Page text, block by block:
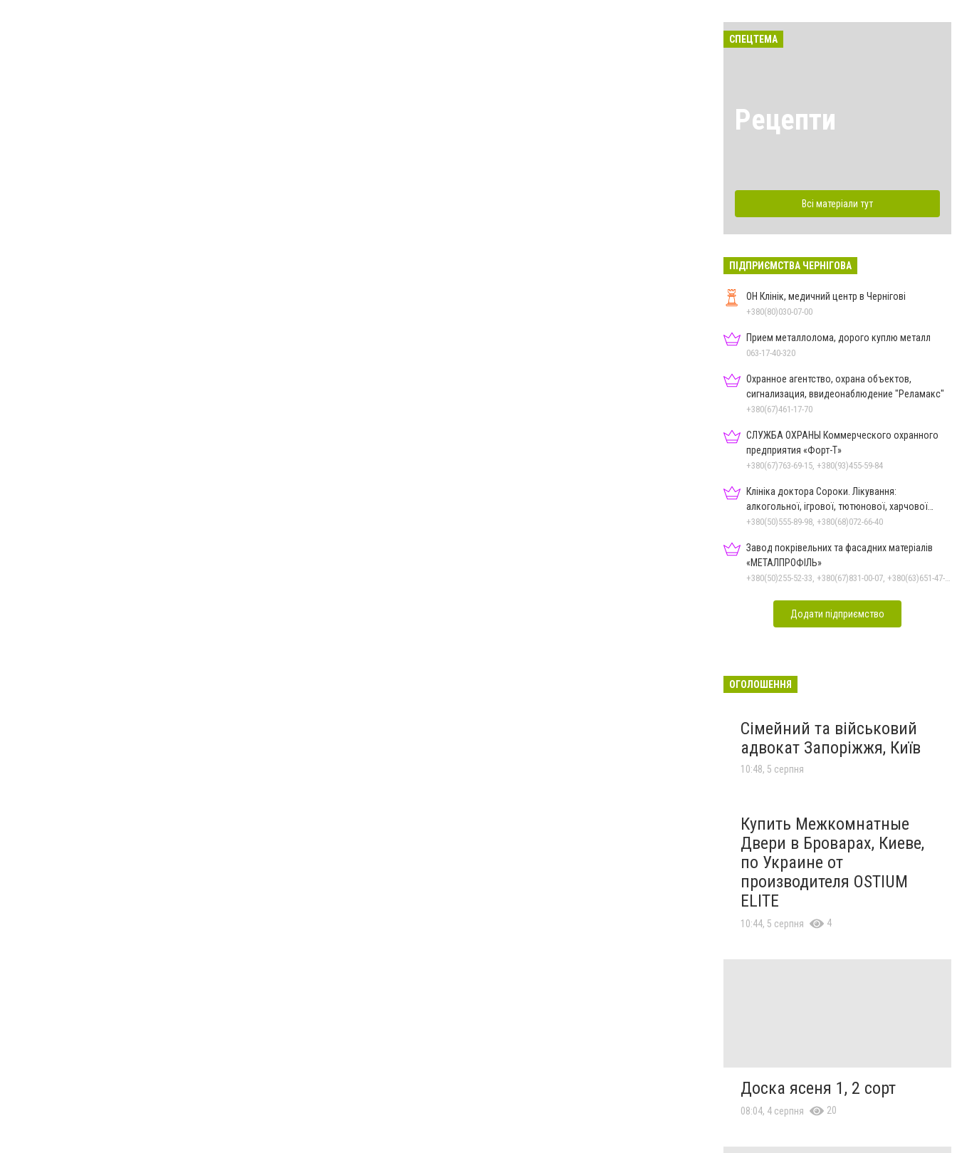
СПЕЦТЕМА
Рецепти
Всі матеріали тут
ПІДПРИЄМСТВА ЧЕРНІГОВА
ОН Клінік, медичний центр в Чернігові
+380(80)030-07-00
Прием металлолома, дорого куплю металл
063-17-40-320
Охранное агентство, охрана объектов,
сигнализация, ввидеонаблюдение "Реламакс"
+380(67)461-17-70
СЛУЖБА ОХРАНЫ Коммерческого охранного
предприятия «Форт-Т»
+380(67)763-69-15, +380(93)455-59-84
Клініка доктора Сороки. Лікування:
алкогольної, ігрової, тютюнової, харчової
залежностей, неврозів т
+380(50)555-89-98, +380(68)072-66-40
Завод покрівельних та фасадних матеріалів
«МЕТАЛПРОФІЛЬ»
Додати підприємство
ОГОЛОШЕННЯ
Сімейний та військовий
адвокат Запоріжжя, Київ
10:48, 5 серпня
Купить Межкомнатные
Двери в Броварах, Киеве,
по Украине от
производителя OSTIUM
ELITE
10:44, 5 серпня 4
Доска ясеня 1, 2 сорт
08:04, 4 серпня 20